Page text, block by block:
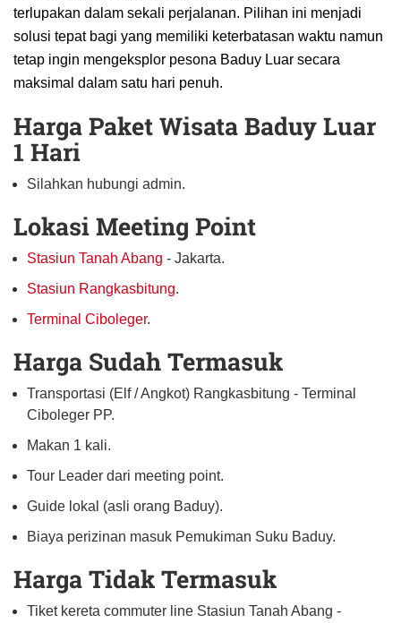
terlupakan dalam sekali perjalanan. Pilihan ini menjadi
solusi tepat bagi yang memiliki keterbatasan waktu namun
tetap ingin mengeksplor pesona Baduy Luar secara
maksimal dalam satu hari penuh.
Harga Paket Wisata Baduy Luar
1 Hari
Silahkan hubungi admin.
Lokasi Meeting Point
Stasiun Tanah Abang - Jakarta.
Stasiun Rangkasbitung.
Terminal Ciboleger.
Harga Sudah Termasuk
Transportasi (Elf / Angkot) Rangkasbitung - Terminal
Ciboleger PP.
Makan 1 kali.
Tour Leader dari meeting point.
Guide lokal (asli orang Baduy).
Biaya perizinan masuk Pemukiman Suku Baduy.
Harga Tidak Termasuk
Tiket kereta commuter line Stasiun Tanah Abang -